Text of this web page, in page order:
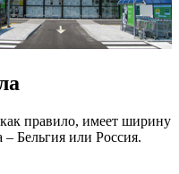
правило, имеет ширину
– Бельгия или Россия.